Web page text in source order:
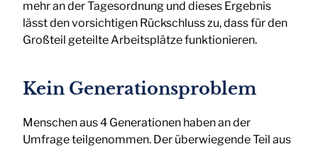
mehr an der Tagesordnung und dieses Ergebnis
lässt den vorsichtigen Rückschluss zu, dass für den
Großteil geteilte Arbeitsplätze funktionieren.
Kein Generationsproblem
Menschen aus 4 Generationen haben an der
Umfrage teilgenommen. Der überwiegende Teil aus